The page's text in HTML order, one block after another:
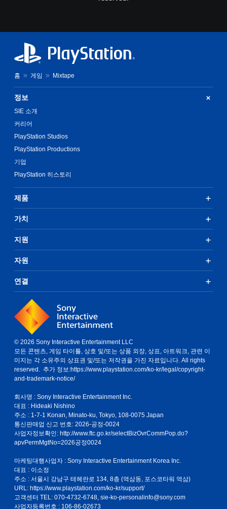
홈 게임 Mixtape
정보
SIE 소개
커리어
PlayStation Studios
PlayStation Productions
기업
PlayStation 히스토리
제품
가치
지원
자원
연결
© 2026 Sony Interactive Entertainment LLC
모든 콘텐츠, 게임 타이틀, 상호 및/또는 상품 외장, 상표, 아트워크, 관련 이
미지는 각 소유주의 상표권 및/또는 저작권을 가진 자료입니다. All rights
reserved. 추가 정보:https://www.playstation.com/ko-kr/legal/copyright-
and-trademark-notice/
회사명 : Sony Interactive Entertainment Inc.
대표 : Hideaki Nishino
주소 : 1-7-1 Konan, Minato-ku, Tokyo, 108-0075 Japan
통신판매업 신고 번호: 2026-공정-0024
사업자정보확인: http://www.ftc.go.kr/selectBizOvrCommPop.do?
apvPermMgtNo=2026공정0024
마케팅대행사업자 : Sony Interactive Entertainment Korea Inc.
대표 : 이소정
주소 : 서울시 강남구 테헤란로 134, 8층 (역삼동, 포스코타워 역삼)
URL: https://www.playstation.com/ko-kr/support/
고객센터 TEL: 070-4732-6748, sie-ko-personalinfo@sony.com
사업자등록번호 : 106-86-02673